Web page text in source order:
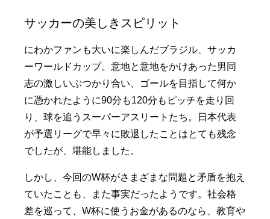
サッカーの美しきスピリット
にわかファンも大いに楽しんだブラジル、サッカ
ーワールドカップ。意地と意地をかけあった男同
志の激しいぶつかり合い、ゴールを目指して何か
に憑かれたように90分も120分もピッチを走り回
り、球を追うスーパーアスリートたち。日本代表
が予選リーグで早々に敗退したことはとても残念
でしたが、堪能しました。
しかし、今回のW杯がさまざまな問題と矛盾を抱え
ていたことも、また事実だったようです。社会格
差を巡って、W杯に使うお金があるのなら、教育や